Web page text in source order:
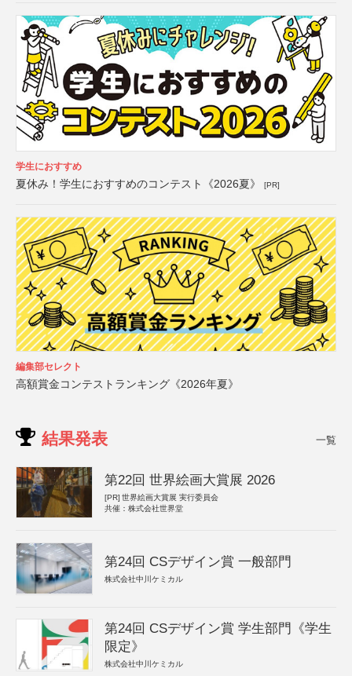
学生におすすめ
夏休み！学生におすすめのコンテスト《2026夏》 [PR]
編集部セレクト
高額賞金コンテストランキング《2026年夏》
結果発表 一覧
第22回 世界絵画大賞展 2026
[PR] 世界絵画大賞展 実行委員会
共催：株式会社世界堂
第24回 CSデザイン賞 一般部門
株式会社中川ケミカル
第24回 CSデザイン賞 学生部門《学生
限定》
株式会社中川ケミカル